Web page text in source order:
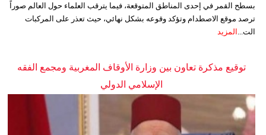
بسطح القمر في إحدى المناطق المتوقعة، فيما يترقب العلماء حول العالم صوراً
ترصد موقع الاصطدام وتؤكد وقوعه بشكل نهائي، حيث تعذر على المركبات
الت...
المزيد
توقيع مذكرة تعاون بين وزارة الأوقاف المغربية ومجمع الفقه
الإسلامي الدولي